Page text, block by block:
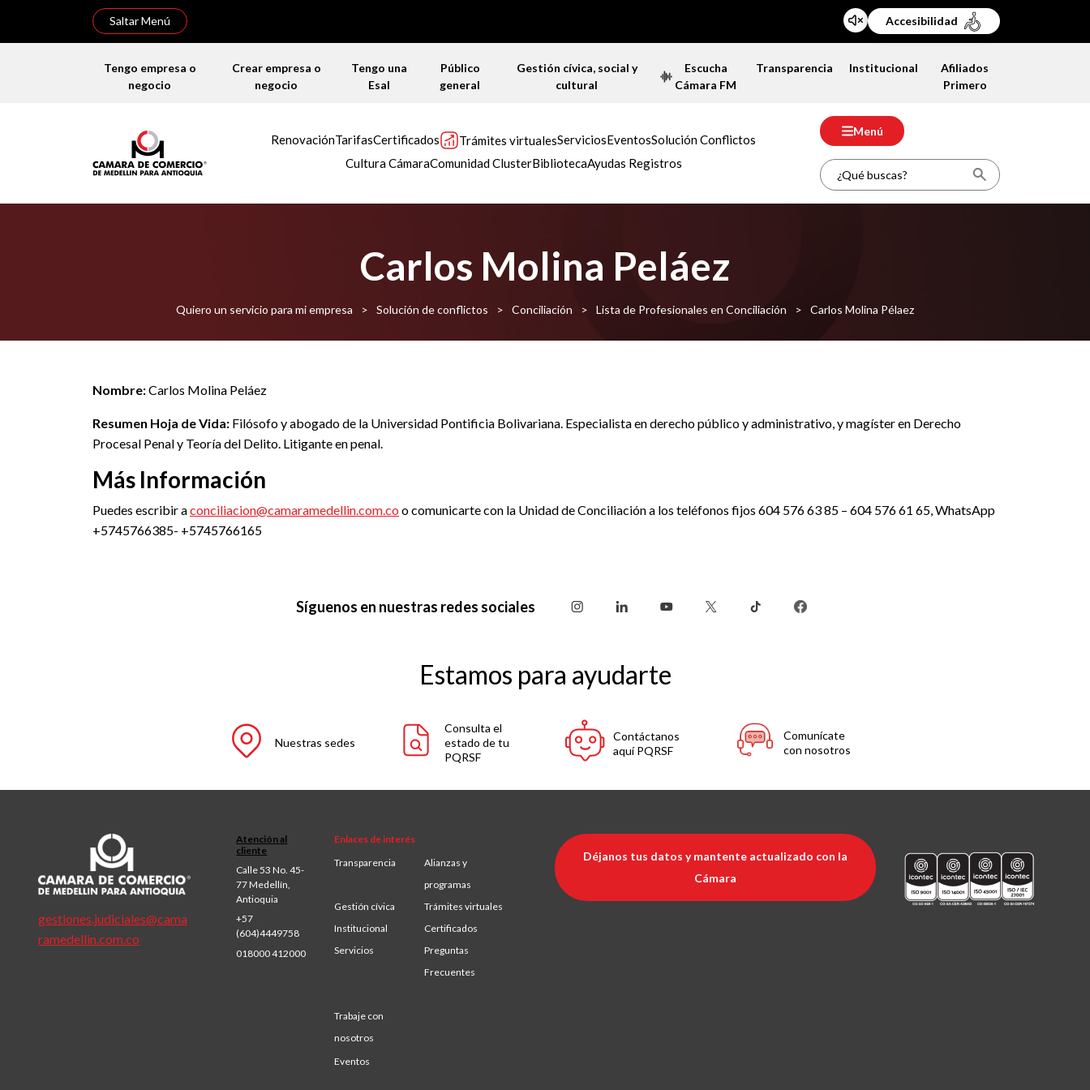
Saltar Menú Accesibilidad
Tengo empresa o
negocio
Crear empresa o
negocio
Tengo una
Esal
Público
general
Gestión cívica, social y
cultural
Escucha
Cámara FM
Transparencia Institucional
Afiliados
Primero
RenovaciónTarifasCertificados Trámites virtualesServiciosEventosSolución Conflictos
Cultura CámaraComunidad ClusterBibliotecaAyudas Registros
Menú
Carlos Molina Peláez
Quiero un servicio para mi empresa > Solución de conflictos > Conciliación > Lista de Profesionales en Conciliación > Carlos Molina Pélaez
Nombre:Carlos Molina Peláez
Resumen Hoja de Vida: Filósofo y abogado de la Universidad Pontificia Bolivariana. Especialista en derecho público y administrativo, y magíster en Derecho
Procesal Penal y Teoría del Delito. Litigante en penal.
Más Información
Puedes escribir aconciliacion@camaramedellin.com.co o comunicarte con la Unidad de Conciliación a los teléfonos fijos 604 576 63 85 – 604 576 61 65, WhatsApp
+5745766385- +5745766165
Síguenos en nuestras redes sociales
Estamos para ayudarte
Nuestras sedes
Consulta el
estado de tu
PQRSF
Contáctanos
aquí PQRSF
Comunícate
con nosotros
gestiones.judiciales@cama
ramedellin.com.co
Atención al
cliente
Calle 53 No. 45-
77 Medellín,
Antioquia
+57
(604)4449758
018000 412000
Enlaces de interés
Transparencia
Alianzas y
programas
Gestión cívica
Trámites virtuales
Institucional
Certificados
Servicios
Preguntas
Frecuentes
Trabaje con
nosotros
Eventos
Déjanos tus datos y mantente actualizado con la
Cámara